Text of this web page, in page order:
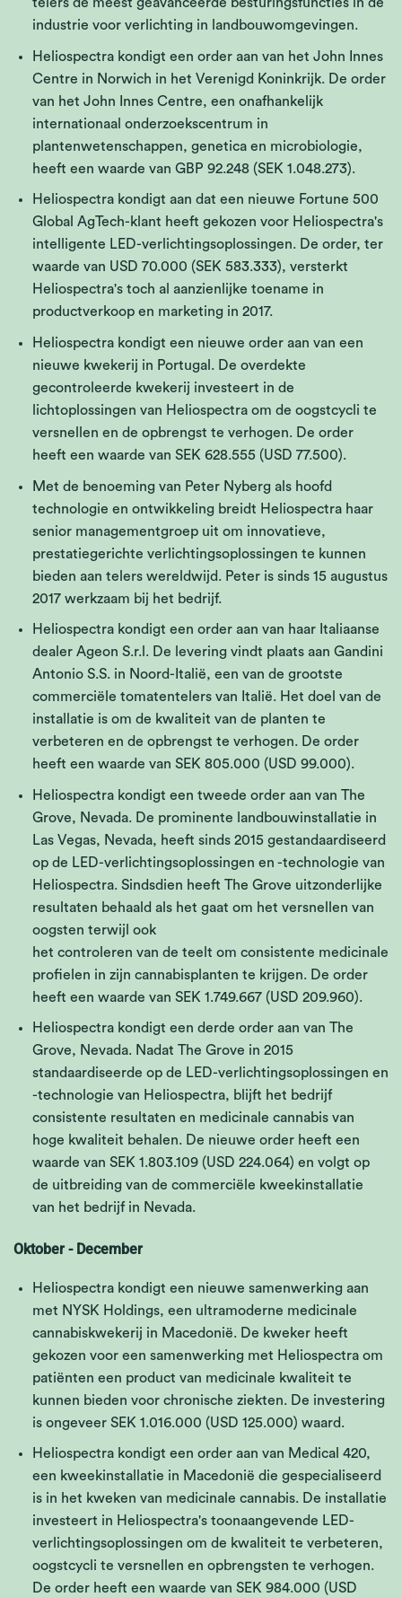
telers de meest geavanceerde besturingsfuncties in de
industrie voor verlichting in landbouwomgevingen.
Heliospectra kondigt een order aan van het John Innes
Centre in Norwich in het Verenigd Koninkrijk. De order
van het John Innes Centre, een onafhankelijk
internationaal onderzoekscentrum in
plantenwetenschappen, genetica en microbiologie,
heeft een waarde van GBP 92.248 (SEK 1.048.273).
Heliospectra kondigt aan dat een nieuwe Fortune 500
Global AgTech-klant heeft gekozen voor Heliospectra's
intelligente LED-verlichtingsoplossingen. De order, ter
waarde van USD 70.000 (SEK 583.333), versterkt
Heliospectra's toch al aanzienlijke toename in
productverkoop en marketing in 2017.
Heliospectra kondigt een nieuwe order aan van een
nieuwe kwekerij in Portugal. De overdekte
gecontroleerde kwekerij investeert in de
lichtoplossingen van Heliospectra om de oogstcycli te
versnellen en de opbrengst te verhogen. De order
heeft een waarde van SEK 628.555 (USD 77.500).
Met de benoeming van Peter Nyberg als hoofd
technologie en ontwikkeling breidt Heliospectra haar
senior managementgroep uit om innovatieve,
prestatiegerichte verlichtingsoplossingen te kunnen
bieden aan telers wereldwijd. Peter is sinds 15 augustus
2017 werkzaam bij het bedrijf.
Heliospectra kondigt een order aan van haar Italiaanse
dealer Ageon S.r.l. De levering vindt plaats aan Gandini
Antonio S.S. in Noord-Italië, een van de grootste
commerciële tomatentelers van Italië. Het doel van de
installatie is om de kwaliteit van de planten te
verbeteren en de opbrengst te verhogen. De order
heeft een waarde van SEK 805.000 (USD 99.000).
Heliospectra kondigt een tweede order aan van The
Grove, Nevada. De prominente landbouwinstallatie in
Las Vegas, Nevada, heeft sinds 2015 gestandaardiseerd
op de LED-verlichtingsoplossingen en -technologie van
Heliospectra. Sindsdien heeft The Grove uitzonderlijke
resultaten behaald als het gaat om het versnellen van
oogsten terwijl ook
het controleren van de teelt om consistente medicinale
profielen in zijn cannabisplanten te krijgen. De order
heeft een waarde van SEK 1.749.667 (USD 209.960).
Heliospectra kondigt een derde order aan van The
Grove, Nevada. Nadat The Grove in 2015
standaardiseerde op de LED-verlichtingsoplossingen en
-technologie van Heliospectra, blijft het bedrijf
consistente resultaten en medicinale cannabis van
hoge kwaliteit behalen. De nieuwe order heeft een
waarde van SEK 1.803.109 (USD 224.064) en volgt op
de uitbreiding van de commerciële kweekinstallatie
van het bedrijf in Nevada.
Oktober - December
Heliospectra kondigt een nieuwe samenwerking aan
met NYSK Holdings, een ultramoderne medicinale
cannabiskwekerij in Macedonië. De kweker heeft
gekozen voor een samenwerking met Heliospectra om
patiënten een product van medicinale kwaliteit te
kunnen bieden voor chronische ziekten. De investering
is ongeveer SEK 1.016.000 (USD 125.000) waard.
Heliospectra kondigt een order aan van Medical 420,
een kweekinstallatie in Macedonië die gespecialiseerd
is in het kweken van medicinale cannabis. De installatie
investeert in Heliospectra's toonaangevende LED-
verlichtingsoplossingen om de kwaliteit te verbeteren,
oogstcycli te versnellen en opbrengsten te verhogen.
De order heeft een waarde van SEK 984.000 (USD